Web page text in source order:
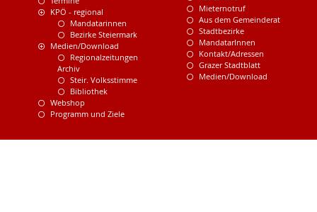
KPÖ - regional
Mandatarinnen
Bezirke Steiermark
Medien/Download
Regionalzeitungen
Archiv
Steir. Volksstimme
Bibliothek
Webshop
Programm und Ziele
Mieternotruf
Aus dem Gemeinderat
Stadtbezirke
MandatarInnen
Kontakt/Adressen
Grazer Stadtblatt
Medien/Download